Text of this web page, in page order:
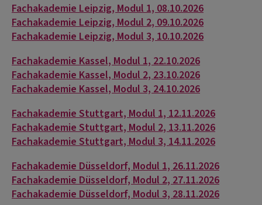
Fachakademie Leipzig, Modul 1, 08.10.2026
Fachakademie Leipzig, Modul 2, 09.10.2026
Fachakademie Leipzig, Modul 3, 10.10.2026
Fachakademie Kassel, Modul 1, 22.10.2026
Fachakademie Kassel, Modul 2, 23.10.2026
Fachakademie Kassel, Modul 3, 24.10.2026
Fachakademie Stuttgart, Modul 1, 12.11.2026
Fachakademie Stuttgart, Modul 2, 13.11.2026
Fachakademie Stuttgart, Modul 3, 14.11.2026
Fachakademie Düsseldorf, Modul 1, 26.11.2026
Fachakademie Düsseldorf, Modul 2, 27.11.2026
Fachakademie Düsseldorf, Modul 3, 28.11.2026